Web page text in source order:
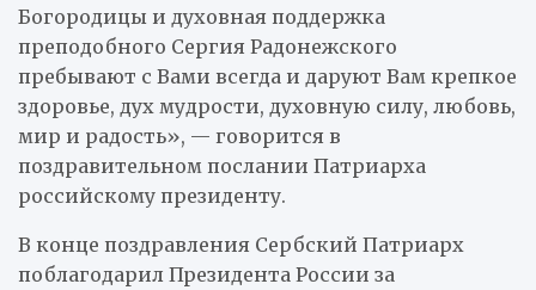
Богородицы и духовная поддержка
преподобного Сергия Радонежского
пребывают с Вами всегда и даруют Вам крепкое
здоровье, дух мудрости, духовную силу, любовь,
мир и радость», — говорится в
поздравительном послании Патриарха
российскому президенту.
В конце поздравления Сербский Патриарх
поблагодарил Президента России за